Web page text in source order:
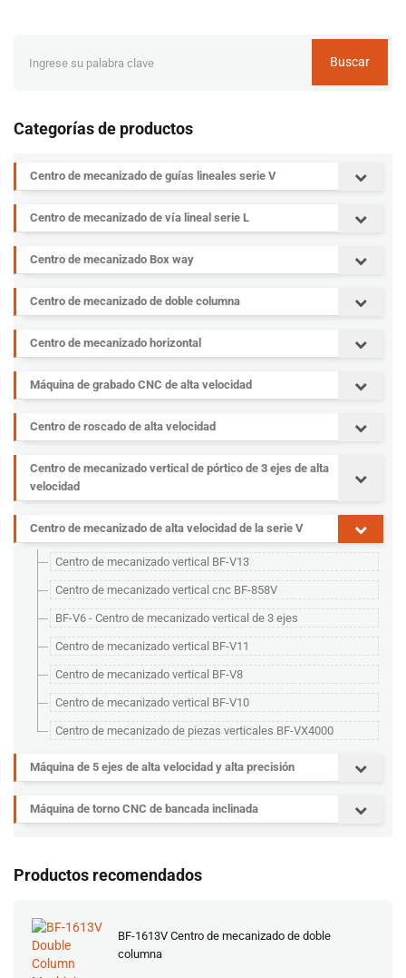
Buscar
Categorías de productos
Centro de mecanizado de guías lineales serie V
Centro de mecanizado de vía lineal serie L
Centro de mecanizado Box way
Centro de mecanizado de doble columna
Centro de mecanizado horizontal
Máquina de grabado CNC de alta velocidad
Centro de roscado de alta velocidad
Centro de mecanizado vertical de pórtico de 3 ejes de alta
velocidad
Centro de mecanizado de alta velocidad de la serie V
Centro de mecanizado vertical BF-V13
Centro de mecanizado vertical cnc BF-858V
BF-V6 - Centro de mecanizado vertical de 3 ejes
Centro de mecanizado vertical BF-V11
Centro de mecanizado vertical BF-V8
Centro de mecanizado vertical BF-V10
Centro de mecanizado de piezas verticales BF-VX4000
Máquina de 5 ejes de alta velocidad y alta precisión
Máquina de torno CNC de bancada inclinada
Productos recomendados
BF-1613V Centro de mecanizado de doble
columna